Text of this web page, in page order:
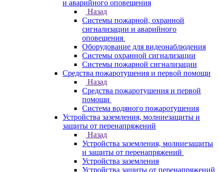
и аварийного оповещения
Назад
Системы пожарной, охранной
сигнализации и аварийного
оповещения
Оборудование для видеонаблюдения
Системы охранной сигнализации
Системы пожарной сигнализации
Средства пожаротушения и первой помощи
Назад
Средства пожаротушения и первой
помощи
Система водяного пожаротушения
Устройства заземления, молниезащиты и
защиты от перенапряжений
Назад
Устройства заземления, молниезащиты
и защиты от перенапряжений
Устройства заземления
Устройства защиты от перенапряжений